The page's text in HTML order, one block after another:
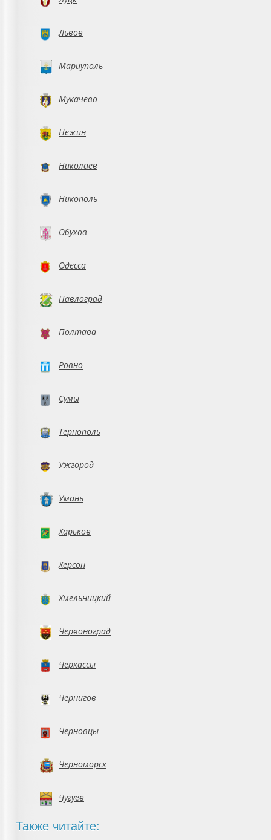
Львов
Мариуполь
Мукачево
Нежин
Николаев
Никополь
Обухов
Одесса
Павлоград
Полтава
Ровно
Сумы
Тернополь
Ужгород
Умань
Харьков
Херсон
Хмельницкий
Червоноград
Черкассы
Чернигов
Черновцы
Черноморск
Чугуев
Также читайте: